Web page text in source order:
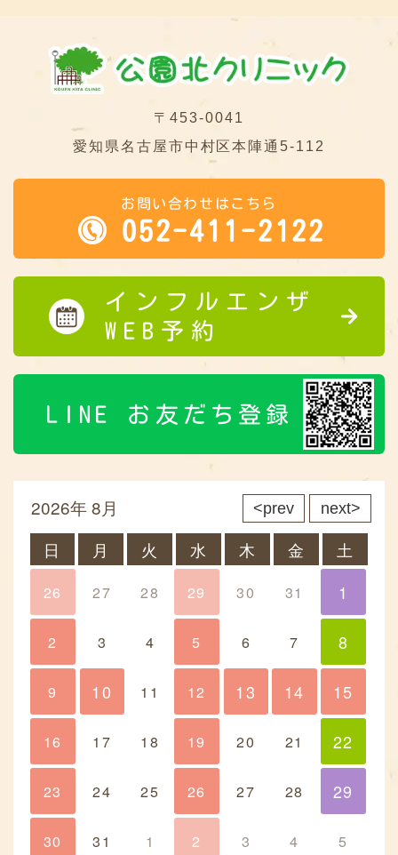
〒453-0041
愛知県名古屋市中村区本陣通5-112
お問い合わせはこちら
052-411-2122
インフルエンザ
WEB予約
LINE お友だち登録
prev
2026年 8月 next
日 月 火 水 木 金 土
26 27 28 29 30 31 1
1
2 3 4 5 6 7 8
8
9 10 11 12 13 14 15
10 13 14 15
16 17 18 19 20 21 22
22
23 24 25 26 27 28 29
29
30 31 1 2 3 4 5